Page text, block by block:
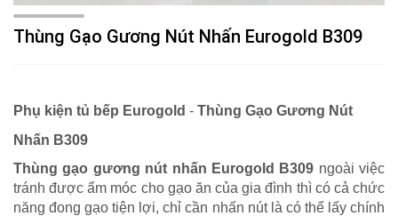
Thùng Gạo Gương Nút Nhấn Eurogold B309
Phụ kiện tủ bếp Eurogold - Thùng Gạo Gương Nút
Nhấn B309
Thùng gạo gương nút nhấn Eurogold B309 ngoài việc
tránh được ẩm móc cho gạo ăn của gia đình thì có cả chức
năng đong gạo tiện lợi, chỉ cần nhấn nút là có thể lấy chính